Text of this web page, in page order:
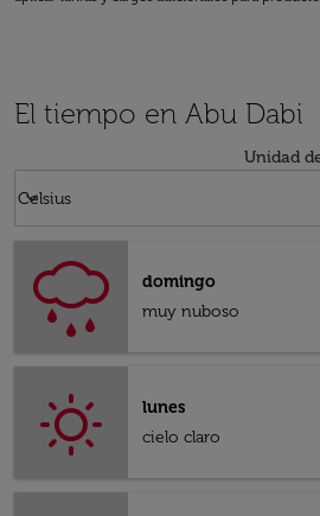
El tiempo en Abu Dabi
Unidad
Celsius
keyboard_arrow_down
domingo
muy nuboso
lunes
cielo claro